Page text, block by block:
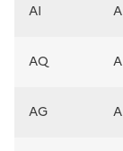
AI
AQ
AG